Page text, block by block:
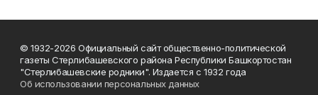
© 1932-2026 Официальный сайт общественно-политической
газеты Стерлибашевского района Республики Башкортостан
"Стерлибашевские родники". Издается с 1932 года
Об использовании персональных данных